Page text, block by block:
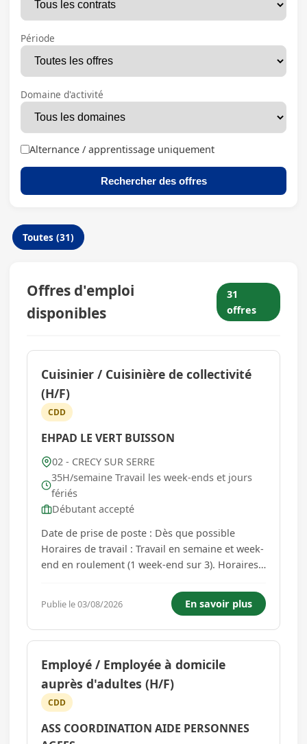
Période
Domaine d'activité
Alternance / apprentissage uniquement
Rechercher des offres
Toutes (31)
Offres d'emploi
disponibles
31
offres
Cuisinier / Cuisinière de collectivité
(H/F)
CDD
EHPAD LE VERT BUISSON
02 - CRECY SUR SERRE
35H/semaine Travail les week-ends et jours
fériés
Débutant accepté
Date de prise de poste : Dès que possible
Horaires de travail : Travail en semaine et week-
end en roulement (1 week-end sur 3). Horaires :
: Préparer et cuisiner des repas pour un Ehpad.
Respecter les normes d'hygiène et de sécurité
alimentaire...
Publie le 03/08/2026 En savoir plus
Employé / Employée à domicile
auprès d'adultes (H/F)
CDD
ASS COORDINATION AIDE PERSONNES